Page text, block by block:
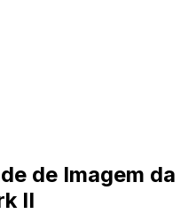
de Imagem da
II